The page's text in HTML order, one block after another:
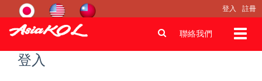
登入 註冊
聯絡我們
登入